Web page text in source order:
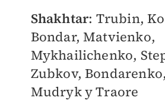
Shakhtar: Trubin,
Bondar, Matvienko,
Mykhailichenko,
Zubkov,
Mudryk y Traore